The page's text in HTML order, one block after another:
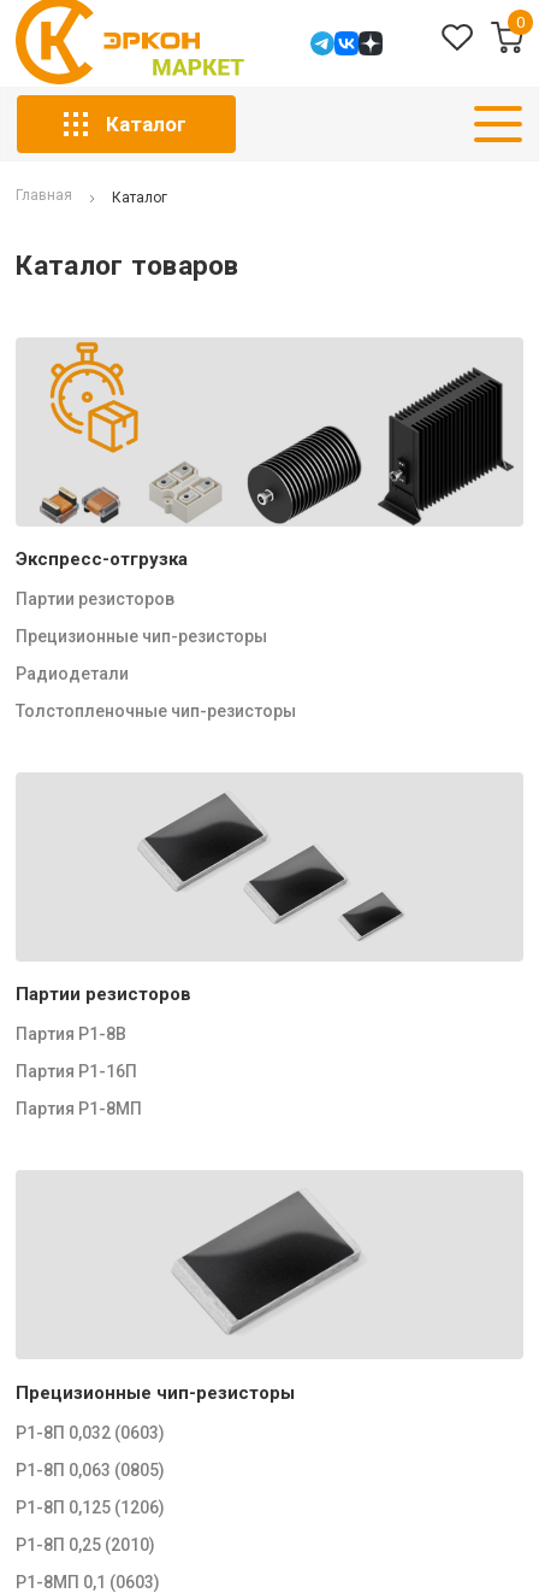
0
Каталог
Главная Каталог
Каталог товаров
Экспресс-отгрузка
Партии резисторов
Прецизионные чип-резисторы
Радиодетали
Толстопленочные чип-резисторы
Партии резисторов
Партия Р1-8В
Партия Р1-16П
Партия Р1-8МП
Прецизионные чип-резисторы
Р1-8П 0,032 (0603)
Р1-8П 0,063 (0805)
Р1-8П 0,125 (1206)
Р1-8П 0,25 (2010)
Р1-8МП 0,1 (0603)